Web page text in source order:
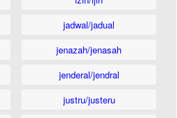
jadwal/jadual
jenazah/jenasah
jenderal/jendral
justru/justeru